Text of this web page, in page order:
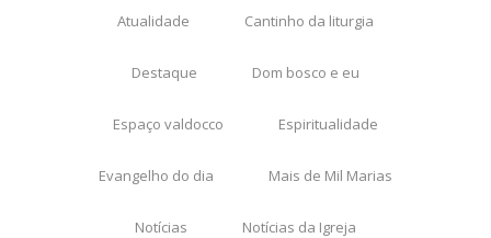
Atualidade Cantinho da liturgia
Destaque Dom bosco e eu
Espaço valdocco Espiritualidade
Evangelho do dia Mais de Mil Marias
Notícias Notícias da Igreja